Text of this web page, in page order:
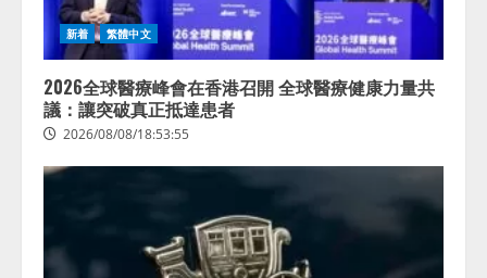
新着 繁體中文
2026全球醫療峰會在香港召開 全球醫療健康力量共
議：讓突破真正抵達患者
2026/08/08/18:53:55